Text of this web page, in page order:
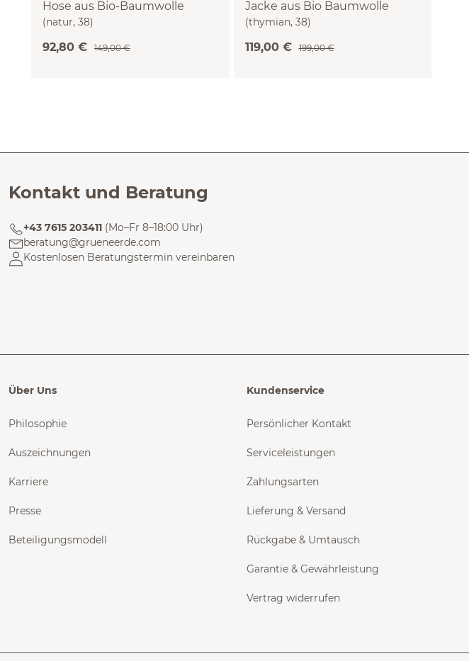
Hose aus Bio-Baumwolle
(natur, 38)
92,80 € 149,00 €
Jacke aus Bio Baumwolle
(thymian, 38)
119,00 € 199,00 €
Kontakt und Beratung
+43 7615 203411 (Mo–Fr 8–18:00 Uhr)
beratung@grueneerde.com
Kostenlosen Beratungstermin vereinbaren
Über Uns
Philosophie
Auszeichnungen
Karriere
Presse
Beteiligungsmodell
Kundenservice
Persönlicher Kontakt
Serviceleistungen
Zahlungsarten
Lieferung & Versand
Rückgabe & Umtausch
Garantie & Gewährleistung
Vertrag widerrufen